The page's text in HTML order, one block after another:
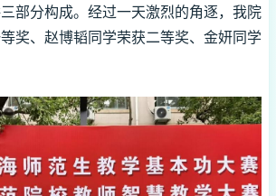
部分构成。经过一天激烈的角逐，我院
奖、赵博韬同学荣获二等奖、金妍同学